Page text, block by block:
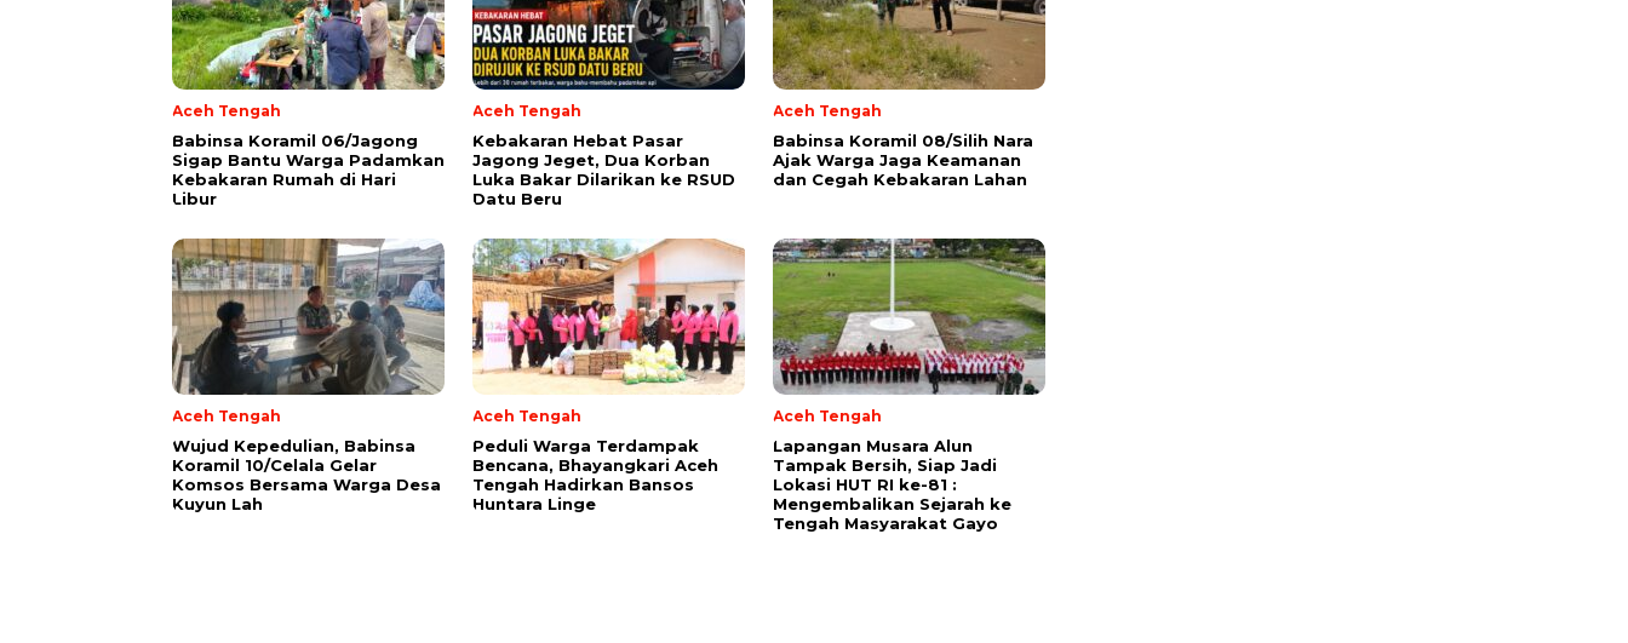
Aceh Tengah
Babinsa Koramil 06/Jagong
Sigap Bantu Warga Padamkan
Kebakaran Rumah di Hari
Libur
Aceh Tengah
‎Kebakaran Hebat Pasar
Jagong Jeget, Dua Korban
Luka Bakar Dilarikan ke RSUD
Datu Beru
Aceh Tengah
‎Babinsa Koramil 08/Silih Nara
Ajak Warga Jaga Keamanan
dan Cegah Kebakaran Lahan
Aceh Tengah
‎Wujud Kepedulian, Babinsa
Koramil 10/Celala Gelar
Komsos Bersama Warga Desa
Kuyun Lah
Aceh Tengah
Peduli Warga Terdampak
Bencana, Bhayangkari Aceh
Tengah Hadirkan Bansos
Huntara Linge
Aceh Tengah
Lapangan Musara Alun
Tampak Bersih, Siap Jadi
Lokasi HUT RI ke-81 :
Mengembalikan Sejarah ke
Tengah Masyarakat Gayo